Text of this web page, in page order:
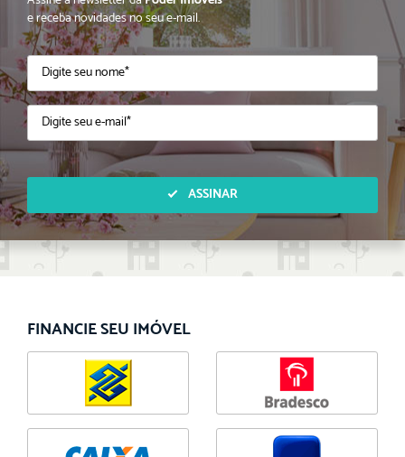
e receba novidades no seu e-mail.
ASSINAR
FINANCIE SEU IMÓVEL